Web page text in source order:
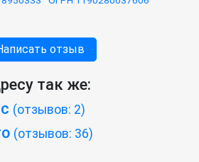
отзыв
так же:
(отзывов: 2)
(отзывов: 36)